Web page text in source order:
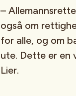
–
også om
for alle, og om
ute. Dette er en
Lier.